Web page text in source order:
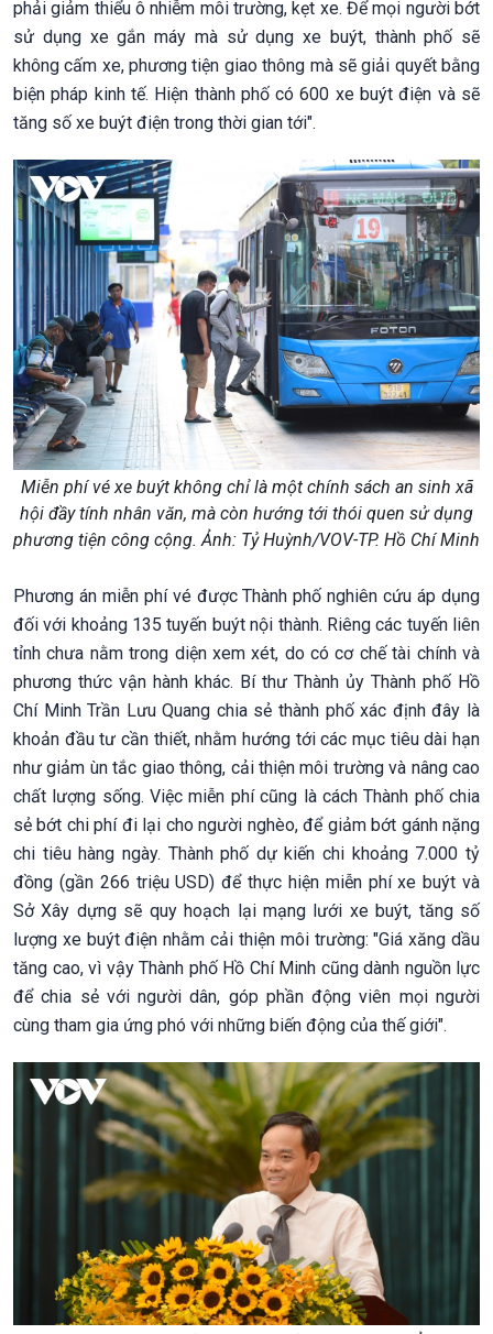
phải giảm thiểu ô nhiễm môi trường, kẹt xe. Để mọi người bớt
sử dụng xe gắn máy mà sử dụng xe buýt, thành phố sẽ
không cấm xe, phương tiện giao thông mà sẽ giải quyết bằng
biện pháp kinh tế. Hiện thành phố có 600 xe buýt điện và sẽ
tăng số xe buýt điện trong thời gian tới".
Miễn phí vé xe buýt không chỉ là một chính sách an sinh xã
hội đầy tính nhân văn, mà còn hướng tới thói quen sử dụng
phương tiện công cộng. Ảnh: Tỷ Huỳnh/VOV-TP. Hồ Chí Minh
Phương án miễn phí vé được Thành phố nghiên cứu áp dụng
đối với khoảng 135 tuyến buýt nội thành. Riêng các tuyến liên
tỉnh chưa nằm trong diện xem xét, do có cơ chế tài chính và
phương thức vận hành khác. Bí thư Thành ủy Thành phố Hồ
Chí Minh Trần Lưu Quang chia sẻ thành phố xác định đây là
khoản đầu tư cần thiết, nhằm hướng tới các mục tiêu dài hạn
như giảm ùn tắc giao thông, cải thiện môi trường và nâng cao
chất lượng sống. Việc miễn phí cũng là cách Thành phố chia
sẻ bớt chi phí đi lại cho người nghèo, để giảm bớt gánh nặng
chi tiêu hàng ngày. Thành phố dự kiến chi khoảng 7.000 tỷ
đồng (gần 266 triệu USD) để thực hiện miễn phí xe buýt và
Sở Xây dựng sẽ quy hoạch lại mạng lưới xe buýt, tăng số
lượng xe buýt điện nhằm cải thiện môi trường: "Giá xăng dầu
tăng cao, vì vậy Thành phố Hồ Chí Minh cũng dành nguồn lực
để chia sẻ với người dân, góp phần động viên mọi người
cùng tham gia ứng phó với những biến động của thế giới".